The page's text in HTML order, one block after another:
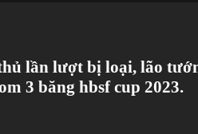
lần lượt bị loại, lão
3 băng hbsf cup 2023.